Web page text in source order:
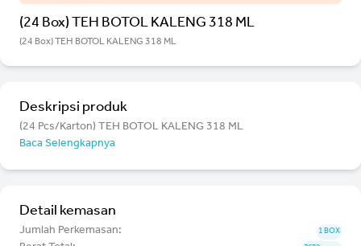
(24 Box) TEH BOTOL KALENG 318 ML
(24 Box) TEH BOTOL KALENG 318 ML
Deskripsi produk
(24 Pcs/Karton) TEH BOTOL KALENG 318 ML
Baca Selengkapnya
Detail kemasan
Jumlah Perkemasan: 1 BOX